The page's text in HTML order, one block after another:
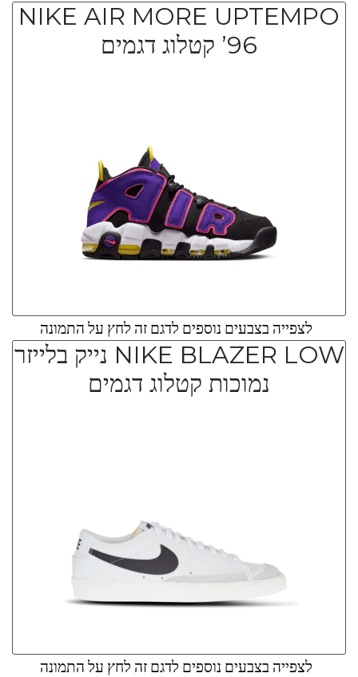
NIKE AIR MORE UPTEMPO
’96 קטלוג דגמים
לצפייה בצבעים נוספים לדגם זה לחץ על התמונה
NIKE BLAZER LOW נייק בלייזר
נמוכות קטלוג דגמים
לצפייה בצבעים נוספים לדגם זה לחץ על התמונה